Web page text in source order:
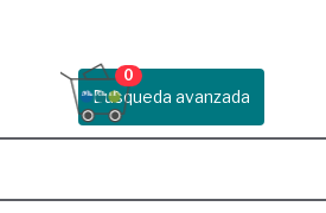
Busqueda avanzada
0